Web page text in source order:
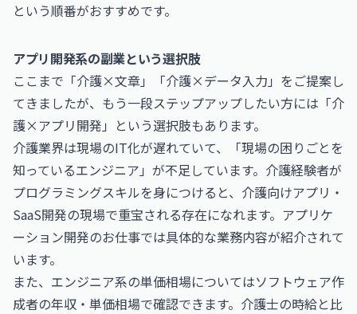
という順番がおすすめです。
アプリ開発系の副業という選択肢
ここまで「介護×文章」「介護×データ入力」をご提案し
てきましたが、もう一段ステップアップしたい方には「介
護×アプリ開発」という選択肢もあります。
介護業界は現場のIT化が遅れていて、「現場の困りごとを
知っているエンジニア」が不足しています。介護経験者が
プログラミングスキルを身につけると、介護向けアプリ・
SaaS開発の現場で重宝される存在になれます。 アプリケ
ーション開発のお仕事では具体的な業務内容が紹介されて
います。
また、エンジニア系の単価相場についてはソフトウェア作
成者の年収・単価相場で確認できます。介護士の時給と比